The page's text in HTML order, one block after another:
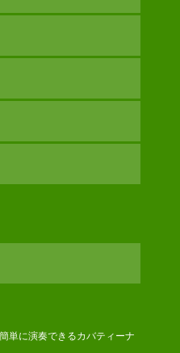
単に演奏できるカバティーナ